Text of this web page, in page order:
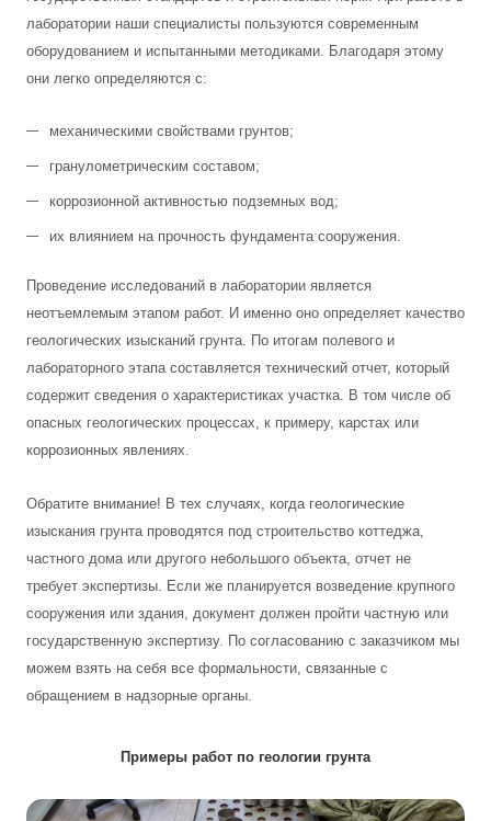
лаборатории наши специалисты пользуются современным
оборудованием и испытанными методиками. Благодаря этому
они легко определяются с:
механическими свойствами грунтов;
гранулометрическим составом;
коррозионной активностью подземных вод;
их влиянием на прочность фундамента сооружения.
Проведение исследований в лаборатории является
неотъемлемым этапом работ. И именно оно определяет качество
геологических изысканий грунта. По итогам полевого и
лабораторного этапа составляется технический отчет, который
содержит сведения о характеристиках участка. В том числе об
опасных геологических процессах, к примеру, карстах или
коррозионных явлениях.
Обратите внимание! В тех случаях, когда геологические
изыскания грунта проводятся под строительство коттеджа,
частного дома или другого небольшого объекта, отчет не
требует экспертизы. Если же планируется возведение крупного
сооружения или здания, документ должен пройти частную или
государственную экспертизу. По согласованию с заказчиком мы
можем взять на себя все формальности, связанные с
обращением в надзорные органы.
Примеры работ по геологии грунта